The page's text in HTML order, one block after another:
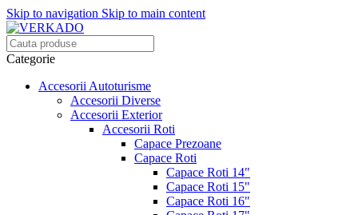
Skip to navigation Skip to main content
Categorie
Accesorii Autoturisme
Accesorii Diverse
Accesorii Exterior
Accesorii Roti
Capace Prezoane
Capace Roti
Capace Roti 14"
Capace Roti 15"
Capace Roti 16"